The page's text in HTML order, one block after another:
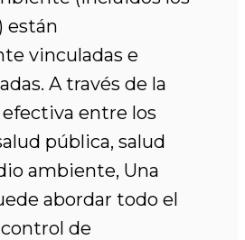
están
vinculadas e
A través de la
entre los
pública, salud
ambiente, Una
abordar todo el
de